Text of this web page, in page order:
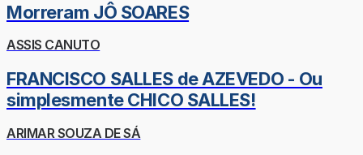
Morreram JÔ SOARES
ASSIS CANUTO
FRANCISCO SALLES de AZEVEDO - Ou
simplesmente CHICO SALLES!
ARIMAR SOUZA DE SÁ